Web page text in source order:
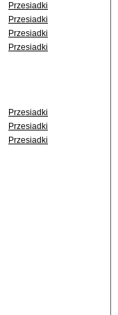
Przesiadki
Przesiadki
Przesiadki
Przesiadki
Przesiadki
Przesiadki
Przesiadki